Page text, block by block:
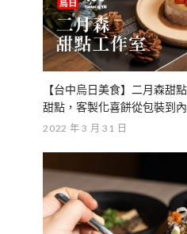
【台中烏日美食】二月森甜
甜點，客製化喜餅從包裝到
2022 年 3 月 31 日